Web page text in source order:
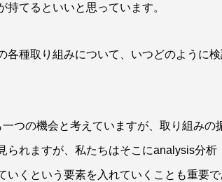
てるといいと思っています。
各種取り組みについて、いつどのように
つの機会と考えていますが、取り組み
られますが、私たちはそこにanalysis分
いくという要素を入れていくことも重要で